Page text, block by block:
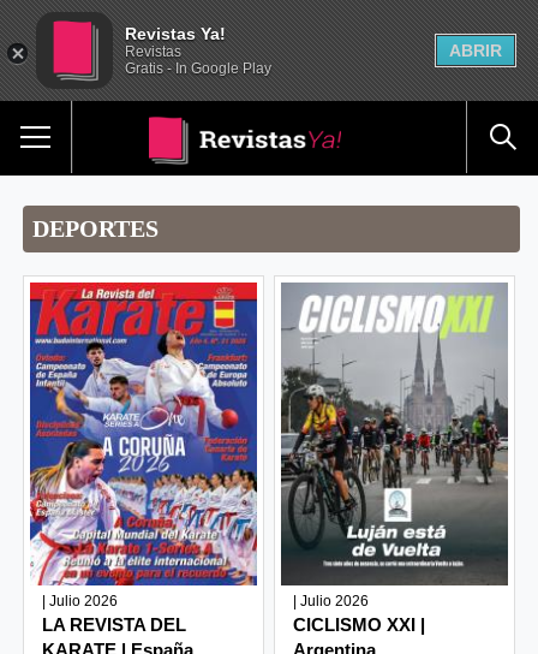
DEPORTES
| Julio 2026
LA REVISTA DEL
KARATE | España
| Julio 2026
CICLISMO XXI |
Argentina
Revistas Ya!
Revistas
Gratis - In Google Play
ABRIR